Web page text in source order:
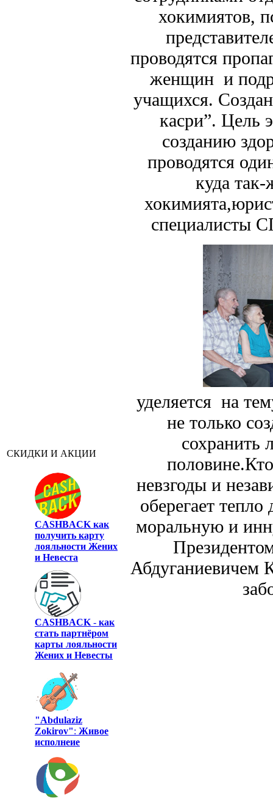
СКИДКИ И АКЦИИ
CASHBACK как
получить карту
лояльности Жених
и Невеста
CASHBACK- как
стать партнёром
карты лояльности
Жених и Невесты
"Abdulaziz
Zokirov": Живое
исполнеие
хокимиятов,
проводятся
женщин и
учащихся.
касри”. Цель
созданию
проводятся
куда
специалисты
уделяется на
не только
сохранить
невзгоды и
оберегает
моральную и
Абдуганиевичем